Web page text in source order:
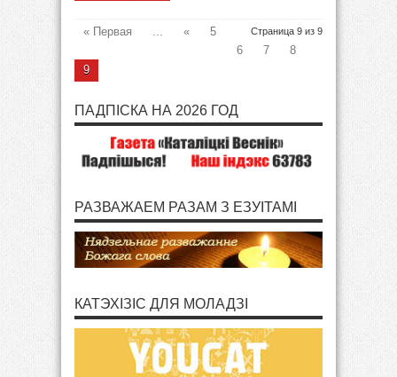
Страница 9 из 9
« Первая «
5
6
7
8
9
ПАДПІСКА НА 2026 ГОД
РАЗВАЖАЕМ РАЗАМ З ЕЗУІТАМІ
КАТЭХІЗІС ДЛЯ МОЛАДЗІ